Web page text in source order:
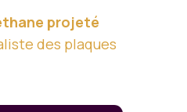
projeté
des plaques